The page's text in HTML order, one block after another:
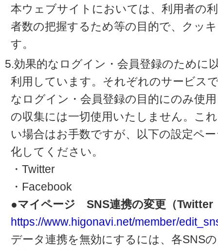
本ウェブサイトにおいては、利用者の
者数の把握するため等の目的で、クッ
す。
5.効果的なログイン・会員登録のために
利用しています。それぞれのサービス
なログイン・会員登録の目的にのみ使
の収集には一切使用いたしません。こ
い場合はお手数ですが、以下の設定ペ
化してください。
・Twitter
・Facebook
●マイページ SNS連携の変更（Twitter
https://www.higonavi.net/member/
データ連携を無効にするには、各SNS